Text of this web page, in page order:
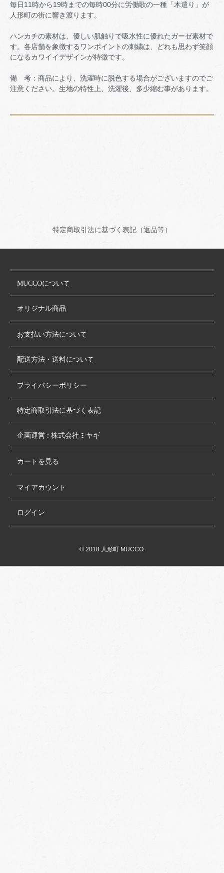
毎日11時から19時までの毎時00分に労働歌の一種「木遣り」が
人形町の街に響き渡ります。
ハンカチの素材は、優しい肌触りで吸水性に優れたガーゼ素材で
す。各店舗を象徴するワンポイントの刺繍は、どれも思わず笑顔
になるカワイイデザインが特徴です。
備 考：商品により、洗濯時に脱色する場合がございますのでご
注意ください。生地の特性上、洗濯後、多少縮む事があります。
特定商取引法に基づく表記（返品等）
MUCCOについて
オリジナル商品
お支払い方法について
配送方法・送料について
プライバシーポリシー
特定商取引法に基づく表記
企画運営 : 株式会社ミヤギ
カートを見る
マイアカウント
ログイン
© 2018 人形町 MUCCO.